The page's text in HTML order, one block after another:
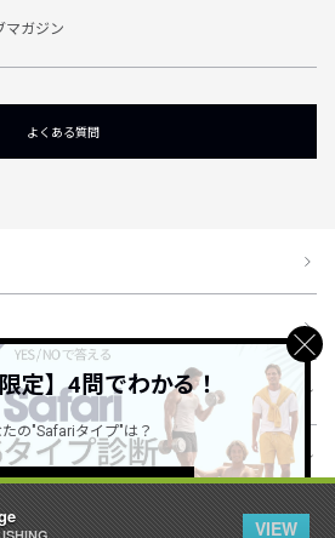
VIEW
マガジン
よくある質問
定】4問でわかる！
の"Safariタイプ"は？
しくはこちら ＞